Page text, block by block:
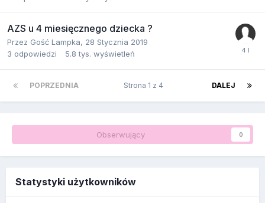
AZS u 4 miesięcznego dziecka ?
Przez Gość Lampka, 28 Stycznia 2019
3 odpowiedzi 5.8 tys. wyświetleń
POPRZEDNIA DALEJ
Strona 1 z 4
Obserwujący 0
Statystyki użytkowników